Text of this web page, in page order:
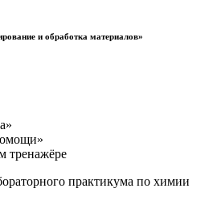
и обработка материалов»
тренажёре
практикума по химии